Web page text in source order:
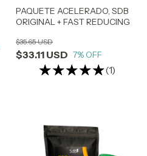
PAQUETE ACELERADO, SDB
ORIGINAL + FAST REDUCING
$33.11 USD
$35.65 USD
7% OFF
(1)